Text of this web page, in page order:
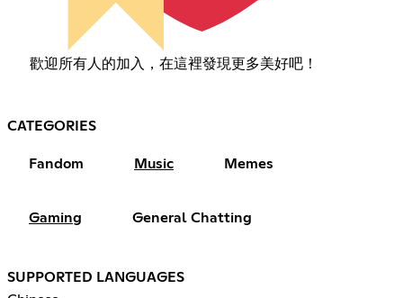
歡迎所有人的加入，在這裡發現更多美好吧！
CATEGORIES
Fandom Music Memes
Gaming General Chatting
SUPPORTED LANGUAGES